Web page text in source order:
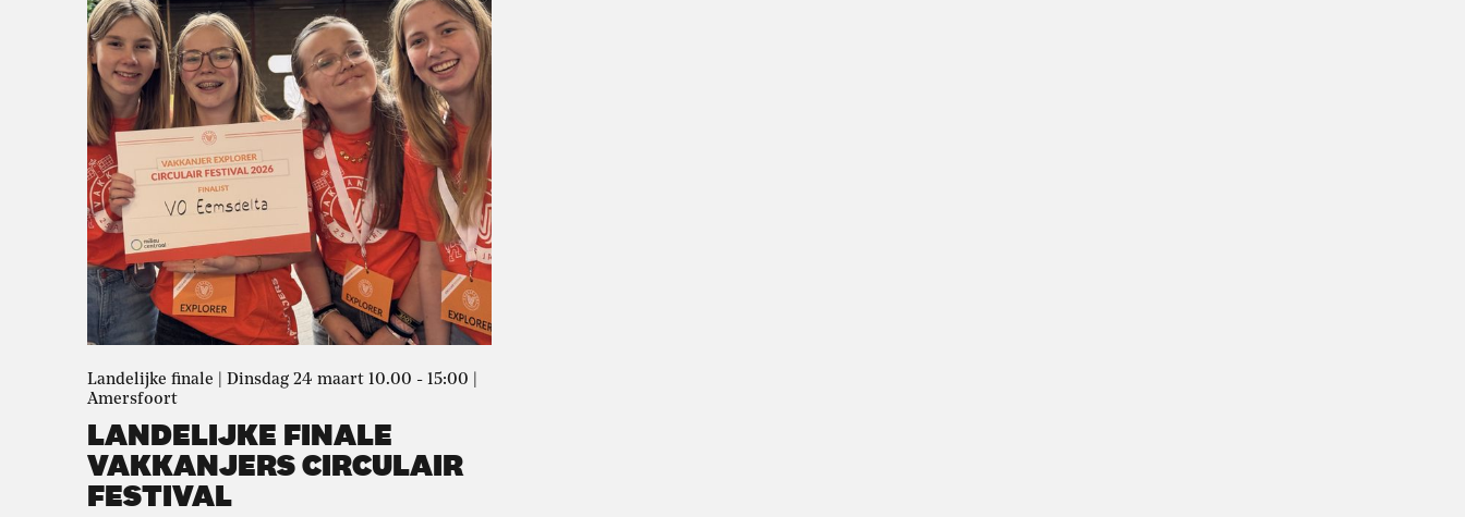
LANDELIJKE FINALE
VAKKANJERS CIRCULAIR
FESTIVAL
Landelijke finale | Dinsdag 24 maart 10.00 - 15:00 |
Amersfoort